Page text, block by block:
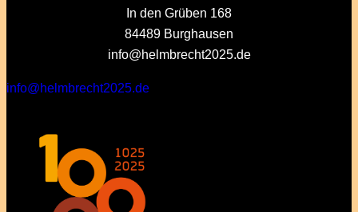
In den Grüben 168
84489 Burghausen
info@helmbrecht2025.de
info@helmbrecht2025.de